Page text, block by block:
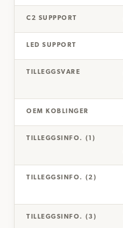
C2 SUPPPORT
LED SUPPORT
TILLEGGSVARE
OEM KOBLINGER
TILLEGGSINFO. (1)
TILLEGGSINFO. (2)
TILLEGGSINFO. (3)